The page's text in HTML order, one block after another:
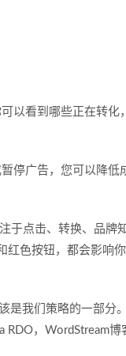
以看到哪些正在转化
停广告，您可以降低
于点击、转换、品牌
红色按钮，都会影响
是我们策略的一部分
，WordStream博